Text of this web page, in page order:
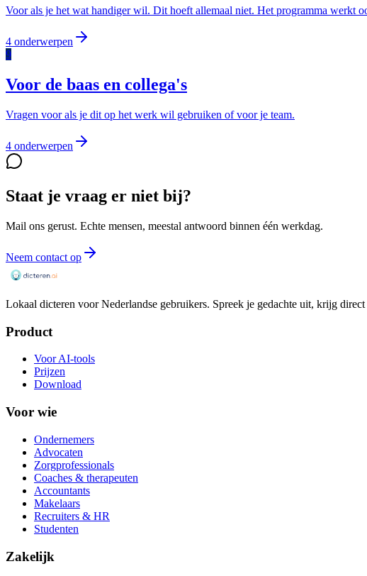
Voor als je het wat handiger wil. Dit hoeft allemaal niet. Het programma werkt
4 onderwerpen
9
Voor de baas en collega's
Vragen voor als je dit op het werk wil gebruiken of voor je team.
4 onderwerpen
Staat je vraag er niet bij?
Mail ons gerust. Echte mensen, meestal antwoord binnen één werkdag.
Neem contact op
Lokaal dicteren voor Nederlandse gebruikers. Spreek je gedachte uit, krijg
Product
Voor AI-tools
Prijzen
Download
Voor wie
Ondernemers
Advocaten
Zorgprofessionals
Coaches & therapeuten
Accountants
Makelaars
Recruiters & HR
Studenten
Zakelijk